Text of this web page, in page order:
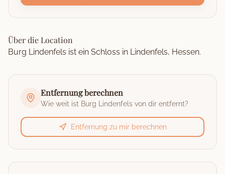
Über die Location
Burg Lindenfels ist ein Schloss in Lindenfels, Hessen.
Entfernung berechnen
Wie weit ist Burg Lindenfels von dir entfernt?
Entfernung zu mir berechnen